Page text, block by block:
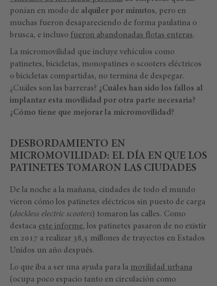
ponían en modo de alquiler por minutos, pero en
muchas fueron desapareciendo de forma paulatina o
brusca, e incluso fueron abandonadas flotas enteras.
La micromovilidad que incluye vehículos como
patinetes, bicicletas, monopatines o scooters eléctricos
o bicicletas compartidas, no termina de despegar.
¿Cuáles son las barreras? ¿Cuáles han sido los fallos al
implantar esta movilidad por otra parte necesaria?
¿Cómo tiene que mejorar la micromovilidad?
DESBORDAMIENTO EN
MICROMOVILIDAD: EL DÍA EN QUE LOS
PATINETES TOMARON LAS CIUDADES
De la noche a la mañana, ciudades de todo el mundo
vieron cómo los patinetes eléctricos sin puesto de carga
(dockless electric scooters) tomaron las calles. Como
destaca este informe, los patinetes pasaron de no existir
en 2017 a realizar 38,5 millones de trayectos en Estados
Unidos un año después.
Lo que iba a ser una ayuda para la movilidad urbana
(ocupa poco espacio tanto en circulación como